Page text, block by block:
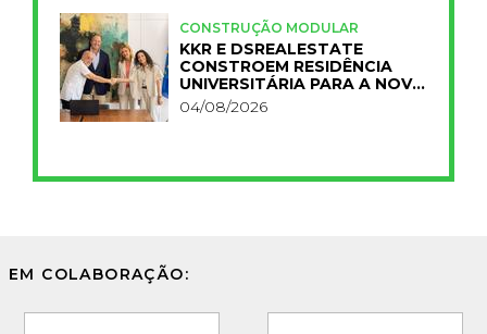
CONSTRUÇÃO MODULAR
KKR E DSREALESTATE
CONSTROEM RESIDÊNCIA
UNIVERSITÁRIA PARA A NOVA
FCT
04/08/2026
EM COLABORAÇÃO: